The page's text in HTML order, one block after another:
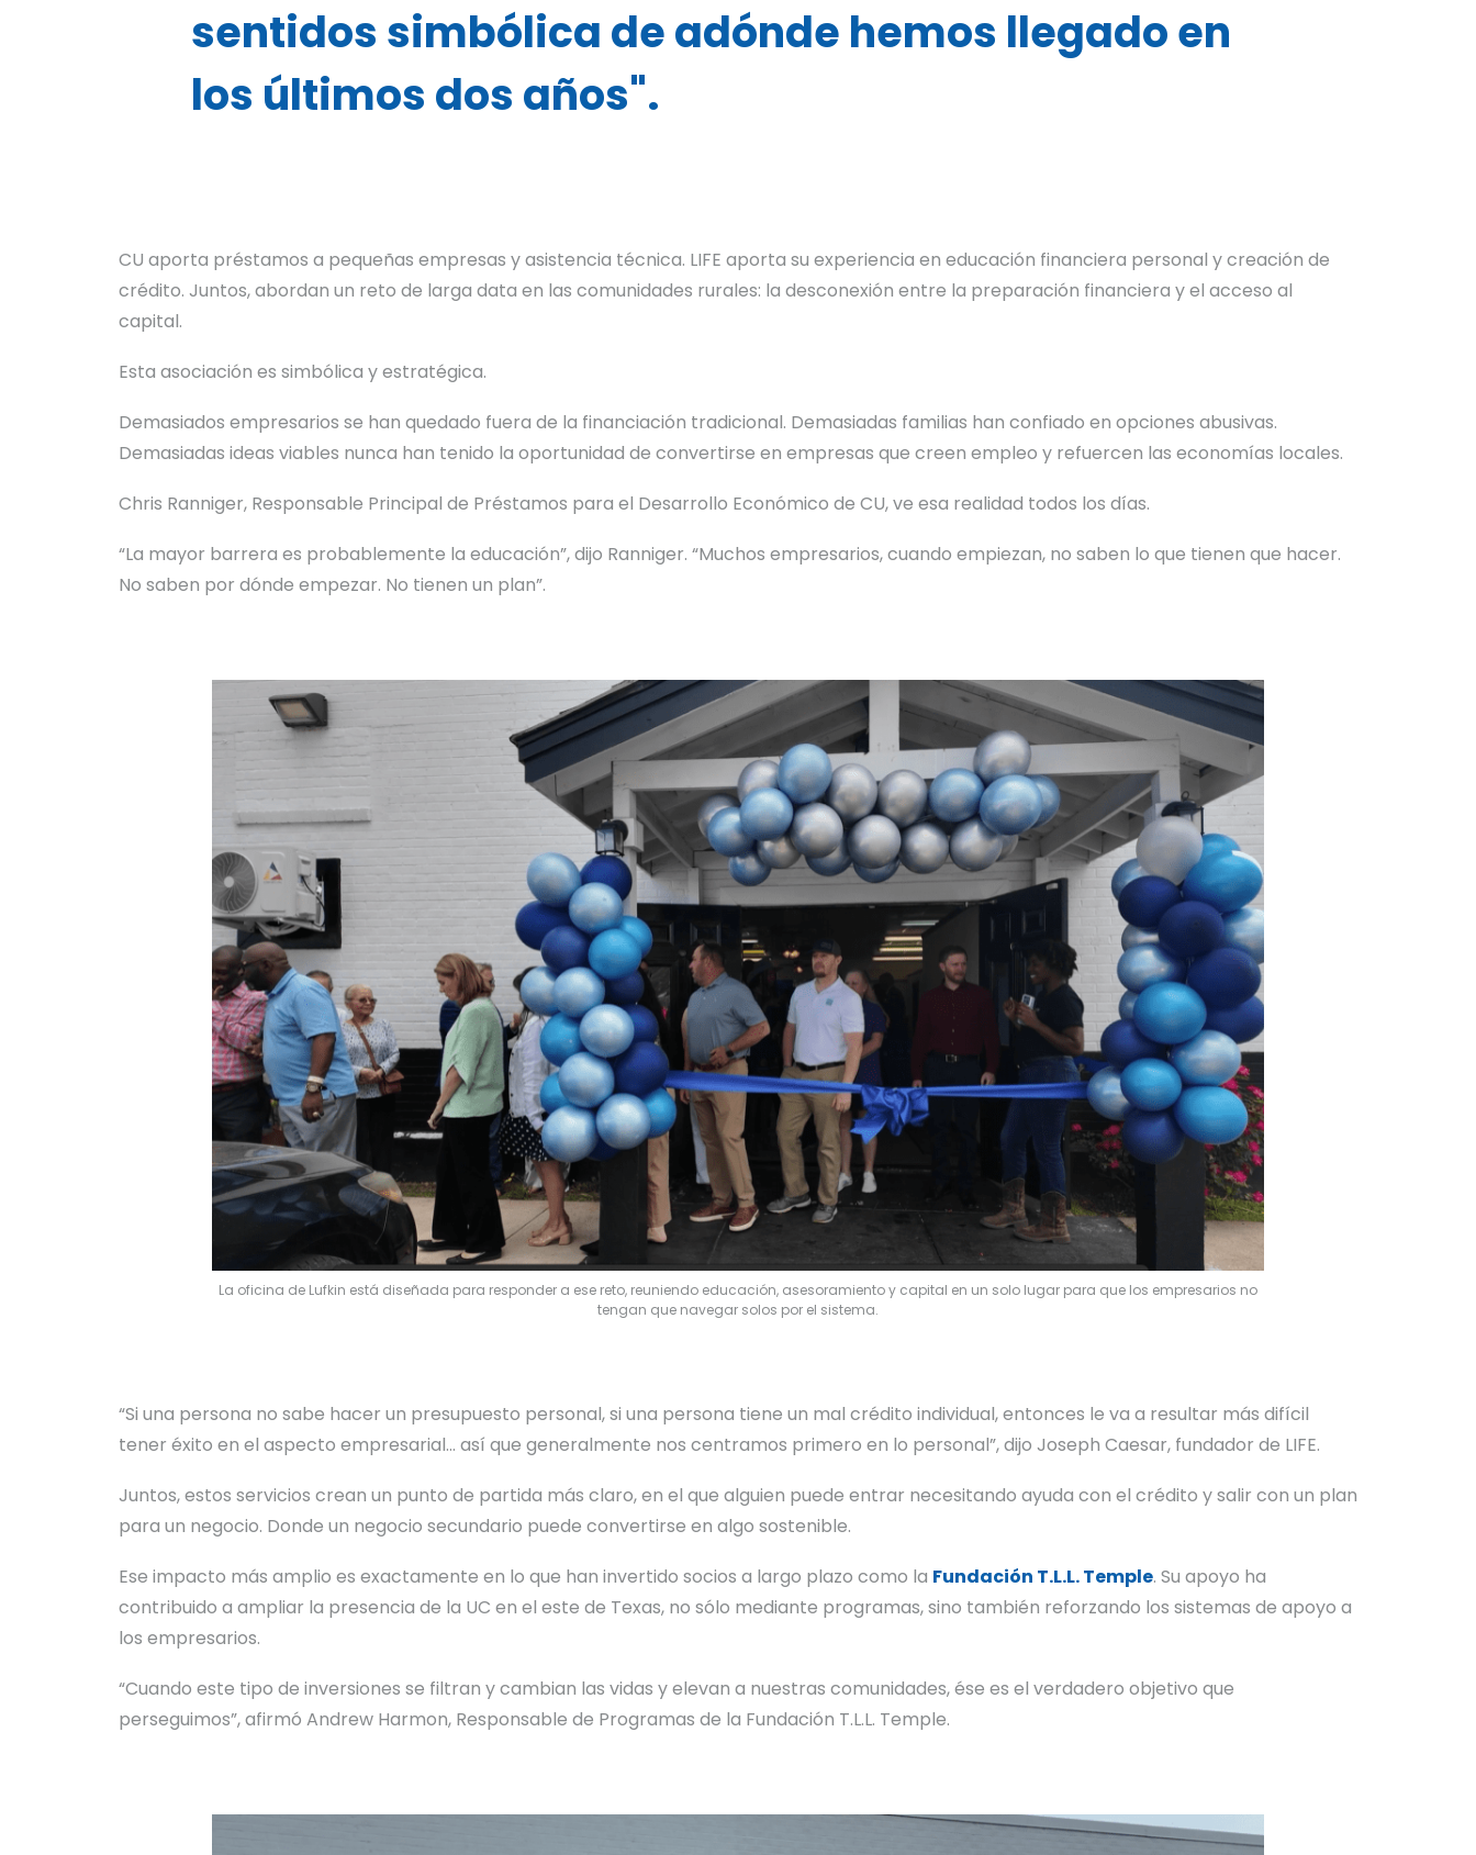
sentidos simbólica de adónde hemos llegado en
los últimos dos años".
CU aporta préstamos a pequeñas empresas y asistencia técnica. LIFE aporta su experiencia en educación financiera personal y creación de
crédito. Juntos, abordan un reto de larga data en las comunidades rurales: la desconexión entre la preparación financiera y el acceso al
capital.
Esta asociación es simbólica y estratégica.
Demasiados empresarios se han quedado fuera de la financiación tradicional. Demasiadas familias han confiado en opciones abusivas.
Demasiadas ideas viables nunca han tenido la oportunidad de convertirse en empresas que creen empleo y refuercen las economías locales.
Chris Ranniger, Responsable Principal de Préstamos para el Desarrollo Económico de CU, ve esa realidad todos los días.
“La mayor barrera es probablemente la educación”, dijo Ranniger. “Muchos empresarios, cuando empiezan, no saben lo que tienen que hacer.
No saben por dónde empezar. No tienen un plan”.
La oficina de Lufkin está diseñada para responder a ese reto, reuniendo educación, asesoramiento y capital en un solo lugar para que los empresarios no
tengan que navegar solos por el sistema.
“Si una persona no sabe hacer un presupuesto personal, si una persona tiene un mal crédito individual, entonces le va a resultar más difícil
tener éxito en el aspecto empresarial… así que generalmente nos centramos primero en lo personal”, dijo Joseph Caesar, fundador de LIFE.
Juntos, estos servicios crean un punto de partida más claro, en el que alguien puede entrar necesitando ayuda con el crédito y salir con un plan
para un negocio. Donde un negocio secundario puede convertirse en algo sostenible.
Ese impacto más amplio es exactamente en lo que han invertido socios a largo plazo como la Fundación T.L.L. Temple. Su apoyo ha
contribuido a ampliar la presencia de la UC en el este de Texas, no sólo mediante programas, sino también reforzando los sistemas de apoyo a
los empresarios.
“Cuando este tipo de inversiones se filtran y cambian las vidas y elevan a nuestras comunidades, ése es el verdadero objetivo que
perseguimos”, afirmó Andrew Harmon, Responsable de Programas de la Fundación T.L.L. Temple.